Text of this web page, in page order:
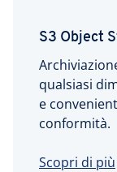
S3 Object
qualsiasi
e
conformità.
Scopri di più